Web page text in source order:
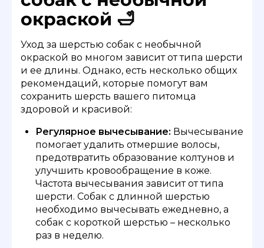
окраской 🛁
Уход за шерстью собак с необычной
окраской во многом зависит от типа шерсти
и ее длины. Однако, есть несколько общих
рекомендаций, которые помогут вам
сохранить шерсть вашего питомца
здоровой и красивой:
Регулярное вычесывание: Вычесывание
помогает удалить отмершие волосы,
предотвратить образование колтунов и
улучшить кровообращение в коже.
Частота вычесывания зависит от типа
шерсти. Собак с длинной шерстью
необходимо вычесывать ежедневно, а
собак с короткой шерстью – несколько
раз в неделю.